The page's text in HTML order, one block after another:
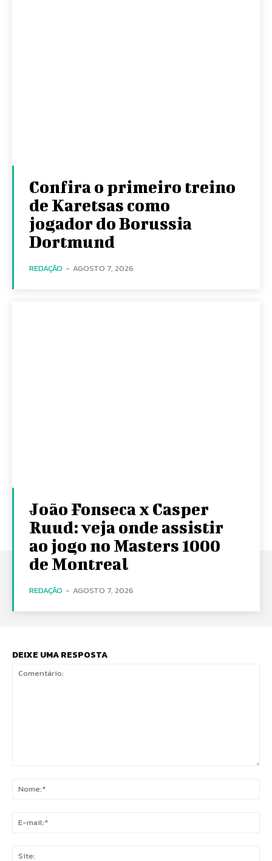
Confira o primeiro treino
de Karetsas como
jogador do Borussia
Dortmund
REDAÇÃO - AGOSTO 7, 2026
João Fonseca x Casper
Ruud: veja onde assistir
ao jogo no Masters 1000
de Montreal
REDAÇÃO - AGOSTO 7, 2026
DEIXE UMA RESPOSTA